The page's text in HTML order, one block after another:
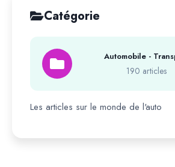
Catégorie
Automobile -
190 articles
Les articles sur le monde de l'auto